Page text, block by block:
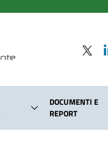
DOCUMENTI E
REPORT